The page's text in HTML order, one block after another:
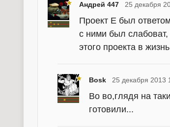
Андрей 447 25 декабря
Проект Е был
с ними был слабоват,
этого проекта в
Bosk 25 декабря 2013
Во во,глядя на
готовили...